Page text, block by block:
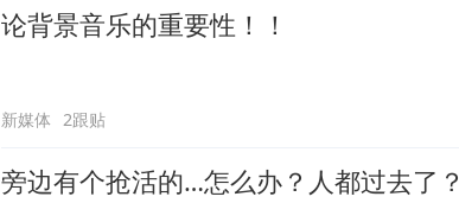
论背景音乐的重要性！！
新媒体 2跟贴
旁边有个抢活的…怎么办？人都过去了？